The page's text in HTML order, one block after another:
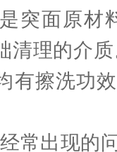
突面原材
清理的介
有擦洗功
常出现的